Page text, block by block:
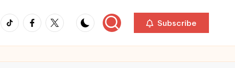
TikTokFacebook
Twitter Subscribe